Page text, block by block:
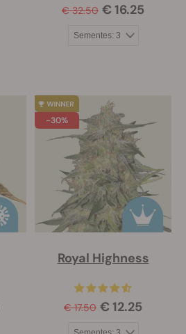
€ 32.50 € 16.25
-30%
Royal Highness
€ 17.50 € 12.25